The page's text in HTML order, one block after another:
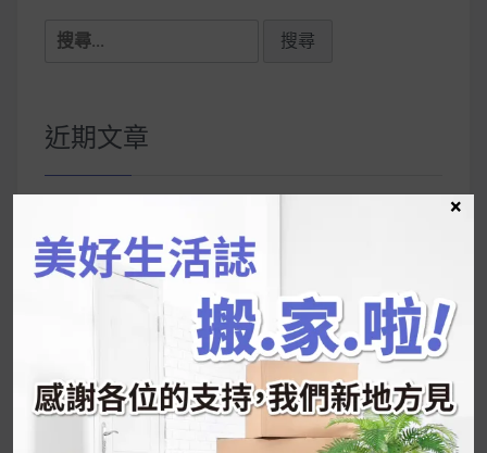
搜
鍵
字:
近期文章
推的MZ Diet ！
好吃的蛋白點心還有好玩的運動小遊戲！今年過
年已經等不及帶這盒跟我的親戚、朋友們一起分
2026 過年禮盒推薦｜五款百元健康伴手禮
停用猛健樂後會反彈嗎？作用解析＋停藥後體重
維持全攻略
×